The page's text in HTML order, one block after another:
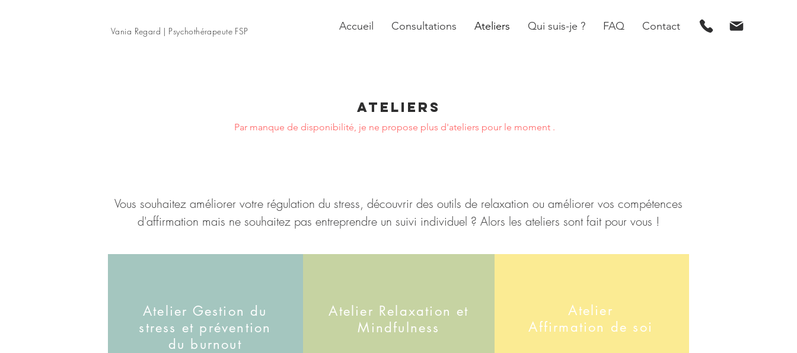
Vania Regard | Psychothérapeute FSP Accueil Consultations Ateliers Qui suis-je ? FAQ Contact
Ateliers
Par manque de disponibilité, je ne propose plus d'ateliers pour le moment .
Vous souhaitez améliorer votre régulation du stress, découvrir des outils de relaxation ou améliorer vos compétences
d'affirmation mais ne souhaitez pas entreprendre un suivi individuel ? Alors les ateliers sont fait pour vous !
Atelier Gestion du
stress et prévention
du burnout
Atelier Relaxation et
Mindfulness
Atelier
Affirmation de soi